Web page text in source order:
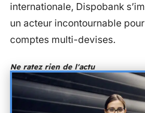
internationale, Dispobank
un acteur incontournable
comptes multi-devises.
Ne ratez rien de l'actu